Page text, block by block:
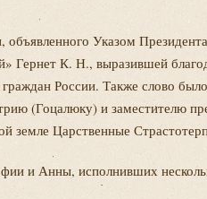
Указом
К. Н., выразившей
России. Также слово
(Гоцалюку) и заместителю
земле Царственные
и Анны, исполнивших